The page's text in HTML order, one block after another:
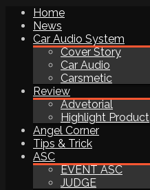
Home
News
Car Audio System
Cover Story
Car Audio
Carsmetic
Review
Advetorial
Highlight Product
Angel Corner
Tips & Trick
ASC
EVENT ASC
JUDGE